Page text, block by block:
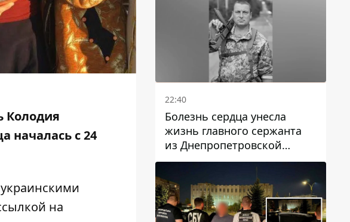
Колодия
началась с 24
на
22:40
Болезнь сердца унесла
жизнь главного сержанта
из Днепропетровской
области Юрия Свистуна